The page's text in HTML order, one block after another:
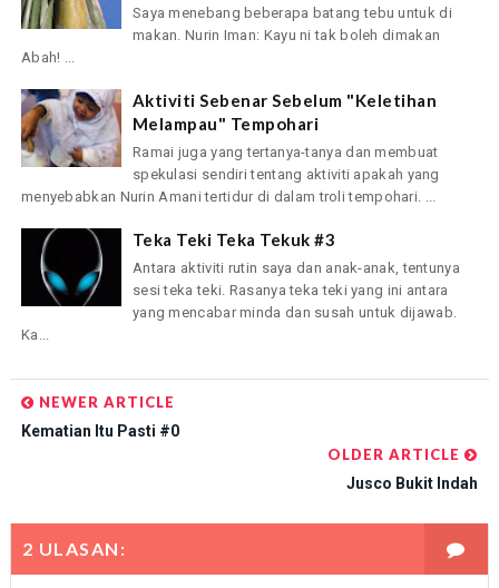
Saya menebang beberapa batang tebu untuk di
makan. Nurin Iman: Kayu ni tak boleh dimakan
Abah! ...
Aktiviti Sebenar Sebelum "Keletihan
Melampau" Tempohari
Ramai juga yang tertanya-tanya dan membuat
spekulasi sendiri tentang aktiviti apakah yang
menyebabkan Nurin Amani tertidur di dalam troli tempohari. ...
Teka Teki Teka Tekuk #3
Antara aktiviti rutin saya dan anak-anak, tentunya
sesi teka teki. Rasanya teka teki yang ini antara
yang mencabar minda dan susah untuk dijawab.
Ka...
NEWER ARTICLE
Kematian Itu Pasti #0
OLDER ARTICLE
Jusco Bukit Indah
2 ULASAN: